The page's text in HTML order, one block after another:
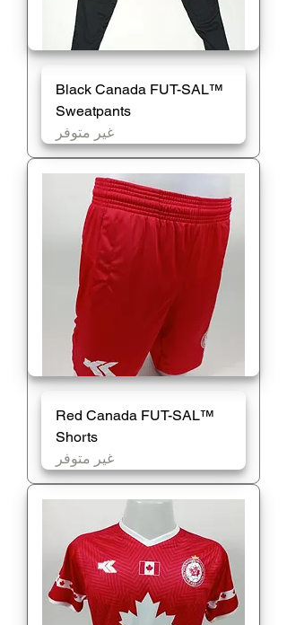
Black Canada FUT-SAL™️
Sweatpants
غير متوفر
Red Canada FUT-SAL™️
Shorts
غير متوفر